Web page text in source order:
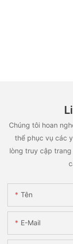
Chúng tôi hoan
thể phục vụ các
lòng truy cập
Tên
E-Mail